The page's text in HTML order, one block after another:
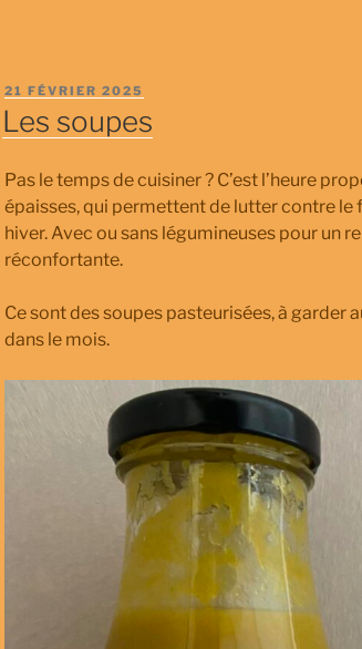
PUBLIÉ
LE
21 FÉVRIER 2025
Les soupes
Pas le temps de cuisiner ? C’est l’heure
épaisses, qui permettent de lutter contre le
hiver. Avec ou sans légumineuses pour un
réconfortante.
Ce sont des soupes pasteurisées, à garder
dans le mois.